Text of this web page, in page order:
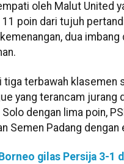
oleh Malut United
poin dari tujuh
dua imbang
tiga terbawah klasemen
yang terancam jurang
dengan lima poin,
Semen Padang dengan
Borneo gilas Persija 3-1